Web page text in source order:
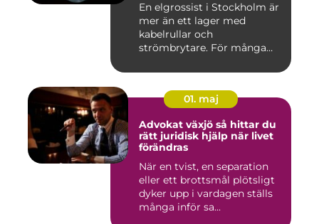
En elgrossist i Stockholm är
mer än ett lager med
kabelrullar och
strömbrytare. För många
01. maj
Advokat växjö så hittar du
rätt juridisk hjälp när livet
förändras
När en tvist, en separation
eller ett brottsmål plötsligt
dyker upp i vardagen ställs
många inför sa...